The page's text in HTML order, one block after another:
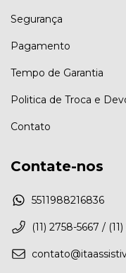
Segurança
Pagamento
Tempo de Garantia
Politica de Troca e
Contato
Contate-nos
5511988216836
(11) 2758-5667 /